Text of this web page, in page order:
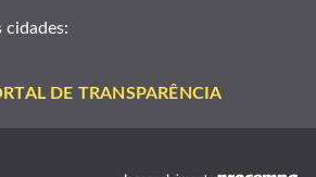
cidades:
DE TRANSPARÊNCIA